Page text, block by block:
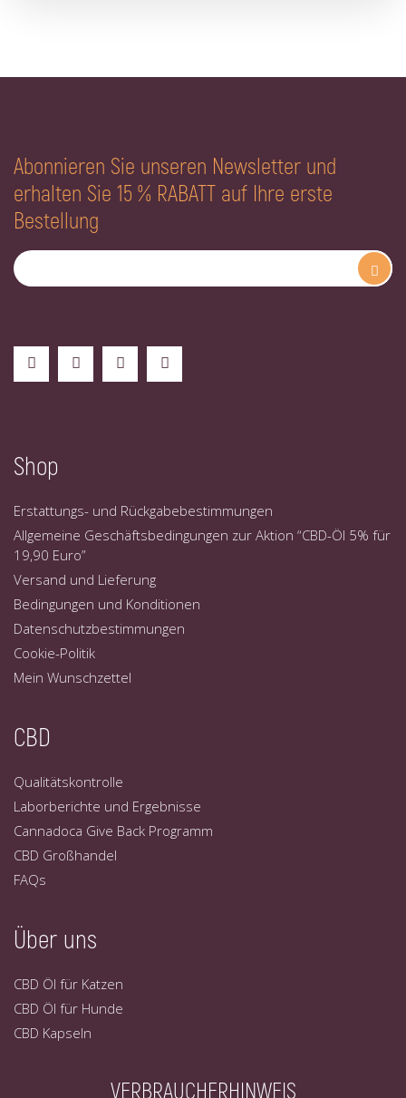
Abonnieren Sie unseren Newsletter und
erhalten Sie 15 % RABATT auf Ihre erste
Bestellung
Shop
Erstattungs- und Rückgabebestimmungen
Allgemeine Geschäftsbedingungen zur Aktion “CBD-Öl 5% für
19,90 Euro”
Versand und Lieferung
Bedingungen und Konditionen
Datenschutzbestimmungen
Cookie-Politik
Mein Wunschzettel
CBD
Qualitätskontrolle
Laborberichte und Ergebnisse
Cannadoca Give Back Programm
CBD Großhandel
FAQs
Über uns
CBD Öl für Katzen
CBD Öl für Hunde
CBD Kapseln
VERBRAUCHERHINWEIS